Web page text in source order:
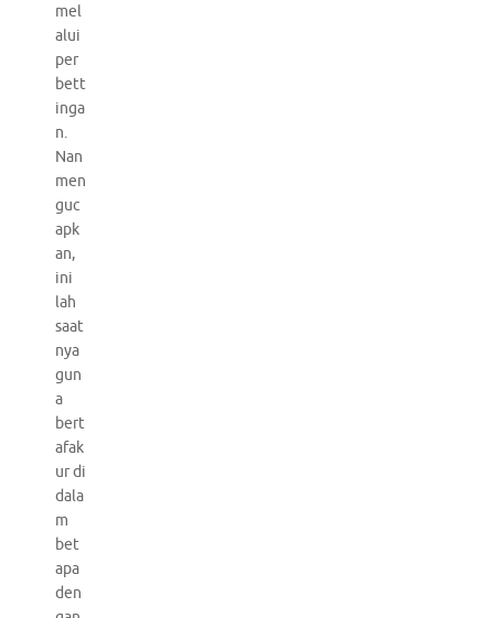
mel
alui
per
bett
inga
n.
Nan
men
guc
apk
an,
ini
lah
saat
nya
gun
a
bert
afak
ur di
dala
m
bet
apa
den